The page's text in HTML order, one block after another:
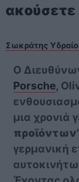
ακούσετε
Σωκράτης
Ο
Porsche,
μια χρονιά
προϊόντων
γερμανική